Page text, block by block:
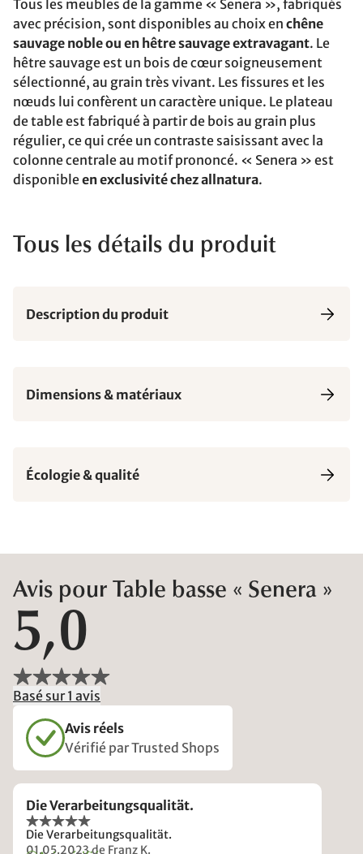
Tous les meubles de la gamme « Senera », fabriqués
avec précision, sont disponibles au choix en chêne
sauvage noble ou en hêtre sauvage extravagant. Le
hêtre sauvage est un bois de cœur soigneusement
sélectionné, au grain très vivant. Les fissures et les
nœuds lui confèrent un caractère unique. Le plateau
de table est fabriqué à partir de bois au grain plus
régulier, ce qui crée un contraste saisissant avec la
colonne centrale au motif prononcé. « Senera » est
disponibleen exclusivité chez allnatura.
Tous les détails du produit
Description du produit
Dimensions & matériaux
Écologie & qualité
Avis pour Table basse « Senera »
5,0
Basé sur 1 avis
Avis réels
Vérifié par Trusted Shops
Die Verarbeitungsqualität.
Die Verarbeitungsqualität.
01.05.2023de Franz K.